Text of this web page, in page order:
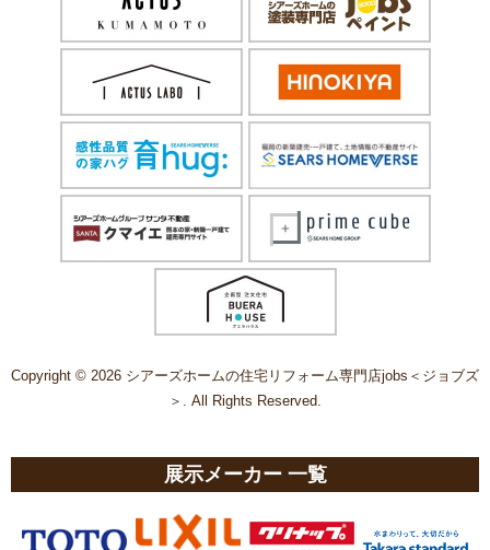
Copyright © 2026 シアーズホームの住宅リフォーム専門店jobs＜ジョブズ
＞. All Rights Reserved.
展示メーカー 一覧